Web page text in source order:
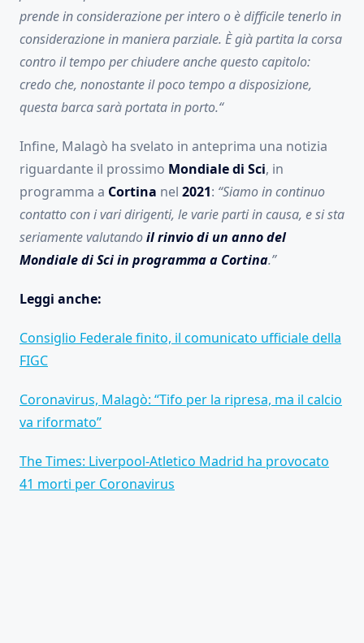
prende in considerazione per intero o è difficile tenerlo in
considerazione in maniera parziale. È già partita la corsa
contro il tempo per chiudere anche questo capitolo:
credo che, nonostante il poco tempo a disposizione,
questa barca sarà portata in porto.“
Infine, Malagò ha svelato in anteprima una notizia
riguardante il prossimo Mondiale di Sci, in
programma a Cortina nel 2021: “Siamo in continuo
contatto con i vari dirigenti, le varie parti in causa, e si sta
seriamente valutandoil rinvio di un anno del
Mondiale di Sci in programma a Cortina.”
Leggi anche:
Consiglio Federale finito, il comunicato ufficiale della
FIGC
Coronavirus, Malagò: “Tifo per la ripresa, ma il calcio
va riformato”
The Times: Liverpool-Atletico Madrid ha provocato
41 morti per Coronavirus